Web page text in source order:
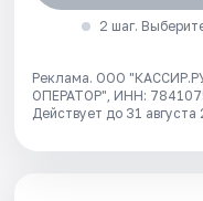
2 шаг.
Реклама. ООО
ОПЕРАТОР", ИНН:
Действует до 31 августа